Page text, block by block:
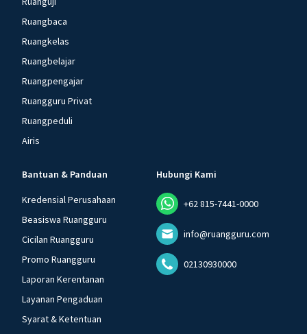
Ruangbaca
Ruangkelas
Ruangbelajar
Ruangpengajar
Ruangguru Privat
Ruangpeduli
Airis
Bantuan & Panduan
Kredensial Perusahaan
Beasiswa Ruangguru
Cicilan Ruangguru
Promo Ruangguru
Laporan Kerentanan
Layanan Pengaduan
Syarat & Ketentuan
Hubungi Kami
+62 815-7441-0000
info@ruangguru.com
02130930000